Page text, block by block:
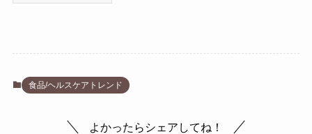
食品/ヘルスケアトレンド
よかったらシェアしてね！